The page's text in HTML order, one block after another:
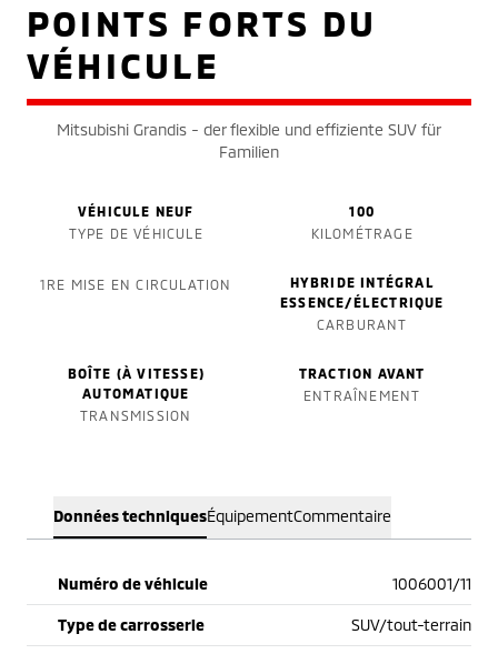
POINTS FORTS DU
VÉHICULE
Mitsubishi Grandis - der flexible und effiziente SUV für
Familien
VÉHICULE NEUF
TYPE DE VÉHICULE
100
KILOMÉTRAGE
1RE MISE EN CIRCULATION
HYBRIDE INTÉGRAL
ESSENCE/ÉLECTRIQUE
CARBURANT
BOÎTE (À VITESSE)
AUTOMATIQUE
TRANSMISSION
TRACTION AVANT
ENTRAÎNEMENT
Données techniquesÉquipementCommentaire
Numéro de véhicule 1006001/11
Type de carrosserie SUV/tout-terrain